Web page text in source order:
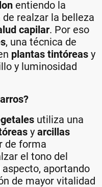
entiendo la
realzar la belleza
capilar. Por eso
, una técnica de
plantas tintóreas y
y luminosidad
utiliza una
y arcillas
de forma
el tono del
aportando
de mayor vitalidad